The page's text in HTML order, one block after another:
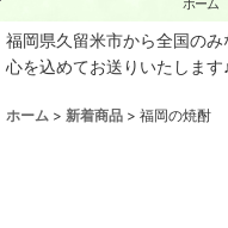
ホーム
福岡県久留米市から全国のみ
心を込めてお送りいたします
ホーム > 新着商品 > 福岡の焼酎